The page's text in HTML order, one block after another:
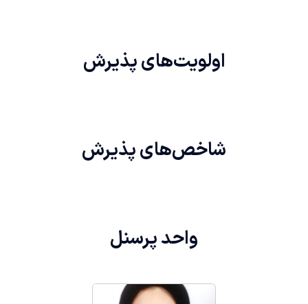
اولویت‌هایپذیرش
شاخص‌هایپذیرش
واحدپرسنل